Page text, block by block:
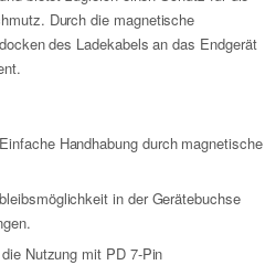
Durch die magnetische
des Ladekabels an das Endgerät
Einfache Handhabung durch magnetische
in der Gerätebuchse
Nutzung mit PD 7-Pin